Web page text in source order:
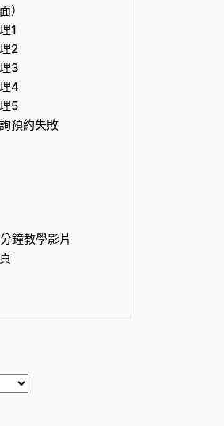
）
1
2
3
4
5
預約失敗
鐘教學影片